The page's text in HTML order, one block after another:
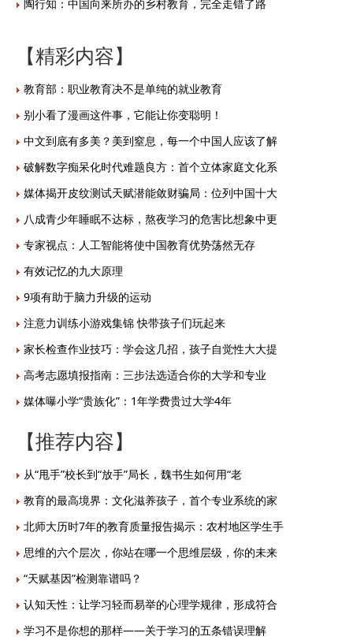
陶行知：中国向来所办的乡村教育，完全走错了路
【精彩内容】
教育部：职业教育决不是单纯的就业教育
别小看了漫画这件事，它能让你变聪明！
中文到底有多美？美到窒息，每一个中国人应该了解
破解数字痴呆化时代难题良方：首个立体家庭文化系
媒体揭开皮纹测试天赋潜能敛财骗局：位列中国十大
八成青少年睡眠不达标，熬夜学习的危害比想象中更
专家视点：人工智能将使中国教育优势荡然无存
有效记忆的九大原理
9项有助于脑力升级的运动
注意力训练小游戏集锦 快带孩子们玩起来
家长检查作业技巧：学会这几招，孩子自觉性大大提
高考志愿填报指南：三步法选适合你的大学和专业
媒体曝小学“贵族化”：1年学费贵过大学4年
【推荐内容】
从“甩手”校长到“放手”局长，魏书生如何用“老
教育的最高境界：文化滋养孩子，首个专业系统的家
北师大历时7年的教育质量报告揭示：农村地区学生手
思维的六个层次，你站在哪一个思维层级，你的未来
“天赋基因”检测靠谱吗？
认知天性：让学习轻而易举的心理学规律，形成符合
学习不是你想的那样——关于学习的五条错误理解